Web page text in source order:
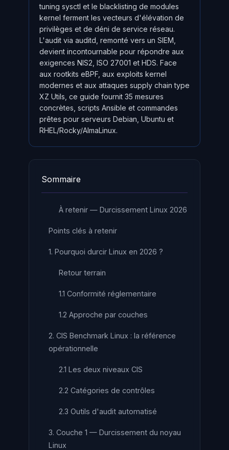
tuning sysctl et le blacklisting de modules
kernel ferment les vecteurs d'élévation de
privilèges et de déni de service réseau.
L'audit via auditd, remonté vers un SIEM,
devient incontournable pour répondre aux
exigences NIS2, ISO 27001 et HDS. Face
aux rootkits eBPF, aux exploits kernel
modernes et aux attaques supply chain type
XZ Utils, ce guide fournit 35 mesures
concrètes, scripts Ansible et commandes
prêtes pour serveurs Debian, Ubuntu et
RHEL/Rocky/AlmaLinux.
Sommaire
À retenir — Durcissement Linux 2026
Points clés à retenir
1. Pourquoi durcir Linux en 2026 ?
Retour terrain
1.1 Conformité réglementaire
1.2 Approche par couches
2. CIS Benchmark Linux : la référence
opérationnelle
2.1 Les deux niveaux CIS
2.2 Catégories de contrôles
2.3 Outils d'audit automatisé
3. Couche 1 — Durcissement du noyau
Linux